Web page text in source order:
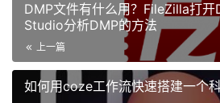
DMP文件有什么用？FileZilla打
Studio分析DMP的方法
上一篇
如何用coze工作流快速搭建一个